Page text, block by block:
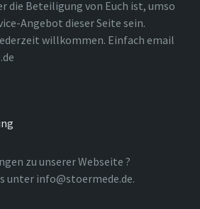
die Beteiligung von Euch ist, umso
Angebot dieser Seite sein.
willkommen. Einfach email
zu unserer Webseite ?
unter info@stoermede.de.